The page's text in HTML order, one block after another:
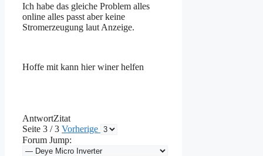
Ich habe das gleiche Problem alles
online alles passt aber keine
Stromerzeugung laut Anzeige.
Hoffe mit kann hier winer helfen
AntwortZitat
Seite 3 / 3 Vorherige
Forum Jump: